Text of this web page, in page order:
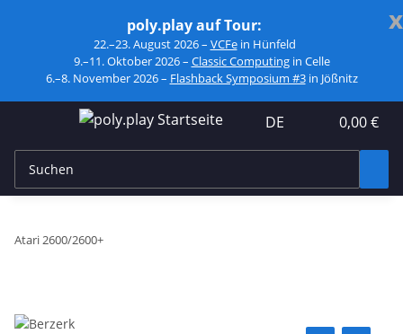
x
poly.play auf Tour:
22.–23. August 2026 – VCFein Hünfeld
9.–11. Oktober 2026 – Classic Computingin Celle
6.–8. November 2026 – Flashback Symposium #3in Jößnitz
DE 0,00 €
Atari 2600/2600+